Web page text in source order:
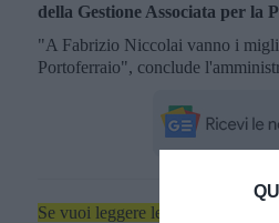
della Gestione Associata per la
"A Fabrizio Niccolai vanno i
Portoferraio", conclude
Se vuoi leggere le notizie